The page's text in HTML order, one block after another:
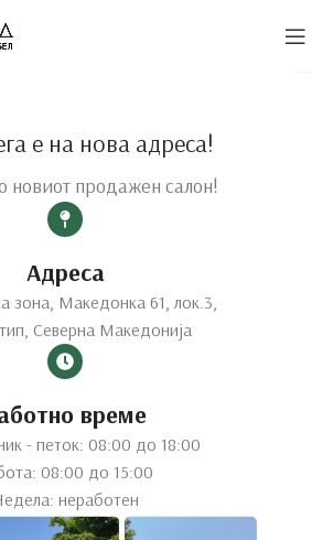
е на нова адреса!
новиот продажен салон!
Адреса
зона, Македонка 61, лок.3,
Северна Македонија
време
- петок: 08:00 до 18:00
08:00 до 15:00
неработен